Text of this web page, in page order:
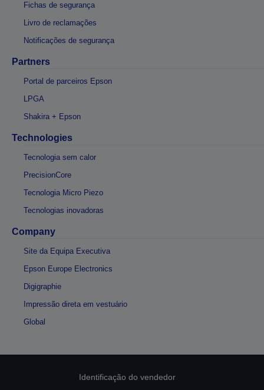
Fichas de segurança
Livro de reclamações
Notificações de segurança
Partners
Portal de parceiros Epson
LPGA
Shakira + Epson
Technologies
Tecnologia sem calor
PrecisionCore
Tecnologia Micro Piezo
Tecnologias inovadoras
Company
Site da Equipa Executiva
Epson Europe Electronics
Digigraphie
Impressão direta em vestuário
Global
Identificação do vendedor